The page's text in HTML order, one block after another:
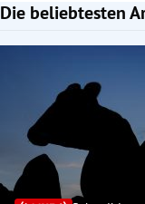
Die beliebtesten
Slide 1 von 7